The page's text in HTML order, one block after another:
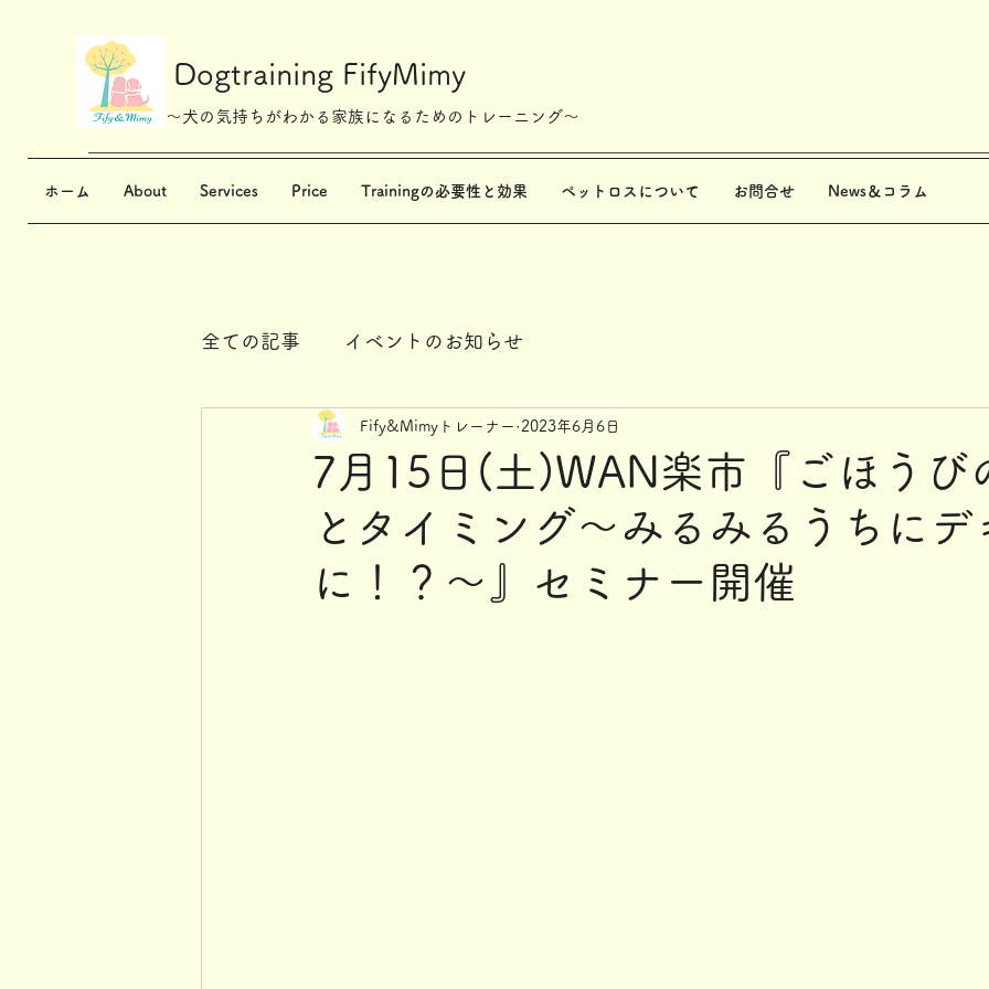
Dogtraining FifyMimy
～犬の気持ちがわかる家族になるためのトレーニング～
ホーム About Services Price Trainingの必要性と効果 ペットロスについて お問合せ News＆コラム
全ての記事 イベントのお知らせ
7月15日(土)WAN楽市『ごほうび
とタイミング～みるみるうちにデ
に！？～』セミナー開催
Fify&Mimyトレーナー 2023年6月6日